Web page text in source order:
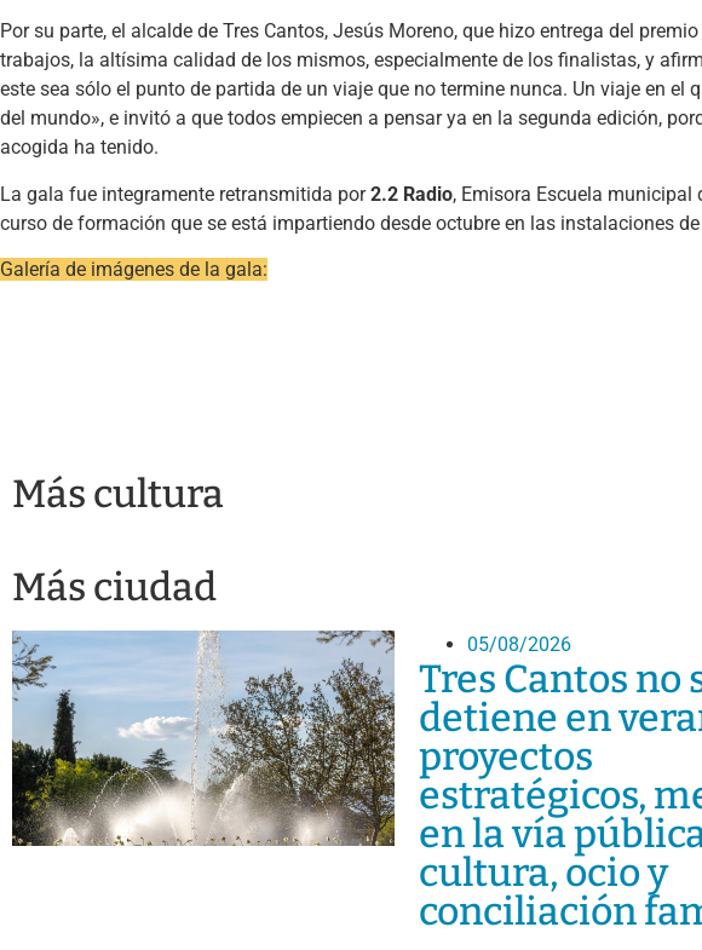
Por su parte, el alcalde de Tres Cantos, Jesús Moreno, que hizo entrega del
trabajos, la altísima calidad de los mismos, especialmente de los finalistas, y
este sea sólo el punto de partida de un viaje que no termine nunca. Un viaje en
del mundo», e invitó a que todos empiecen a pensar ya en la segunda edición,
acogida ha tenido.
La gala fue integramente retransmitida por2.2 Radio, Emisora Escuela municipal
curso de formación que se está impartiendo desde octubre en las instalaciones
Galería de imágenes de la gala:
Más cultura
Más ciudad
05/08/2026
Tres Cantos no
detiene en
proyectos
estratégicos,
en la vía
cultura, ocio y
conciliación